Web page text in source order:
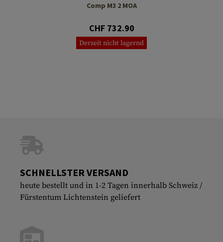
Comp M3 2 MOA
CHF 732.90
Derzeit nicht lagernd
SCHNELLSTER VERSAND
heute bestellt und in 1-2 Tagen innerhalb Schweiz /
Fürstentum Lichtenstein geliefert